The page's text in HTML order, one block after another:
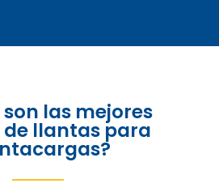
son las mejores
llantas para